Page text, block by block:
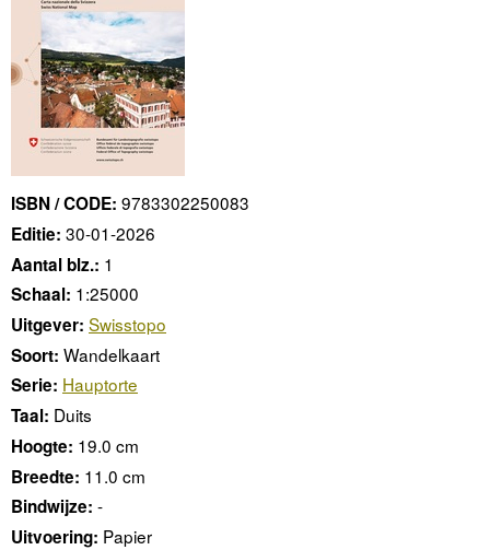
ISBN / CODE: 9783302250083
Editie: 30-01-2026
Aantal blz.: 1
Schaal: 1:25000
Uitgever: Swisstopo
Soort: Wandelkaart
Serie: Hauptorte
Taal: Duits
Hoogte: 19.0 cm
Breedte: 11.0 cm
Bindwijze: -
Uitvoering: Papier